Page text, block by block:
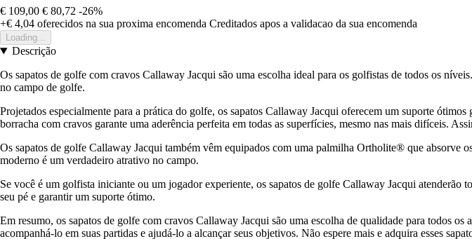
€ 109,00 € 80,72 -26%
+€ 4,04 oferecidos na sua proxima encomenda Creditados apos a validacao da sua encomenda
Loading...
Descrição
Os sapatos de golfe com cravos Callaway Jacqui são uma escolha ideal para os golfistas de todos os
no campo de golfe.
Projetados especialmente para a prática do golfe, os sapatos Callaway Jacqui oferecem um suporte
borracha com cravos garante uma aderência perfeita em todas as superfícies, mesmo nas mais difíceis.
Os sapatos de golfe Callaway Jacqui também vêm equipados com uma palmilha Ortholite® que absorve
moderno é um verdadeiro atrativo no campo.
Se você é um golfista iniciante ou um jogador experiente, os sapatos de golfe Callaway Jacqui atenderão
seu pé e garantir um suporte ótimo.
Em resumo, os sapatos de golfe com cravos Callaway Jacqui são uma escolha de qualidade para todos
acompanhá-lo em suas partidas e ajudá-lo a alcançar seus objetivos. Não espere mais e adquira esses